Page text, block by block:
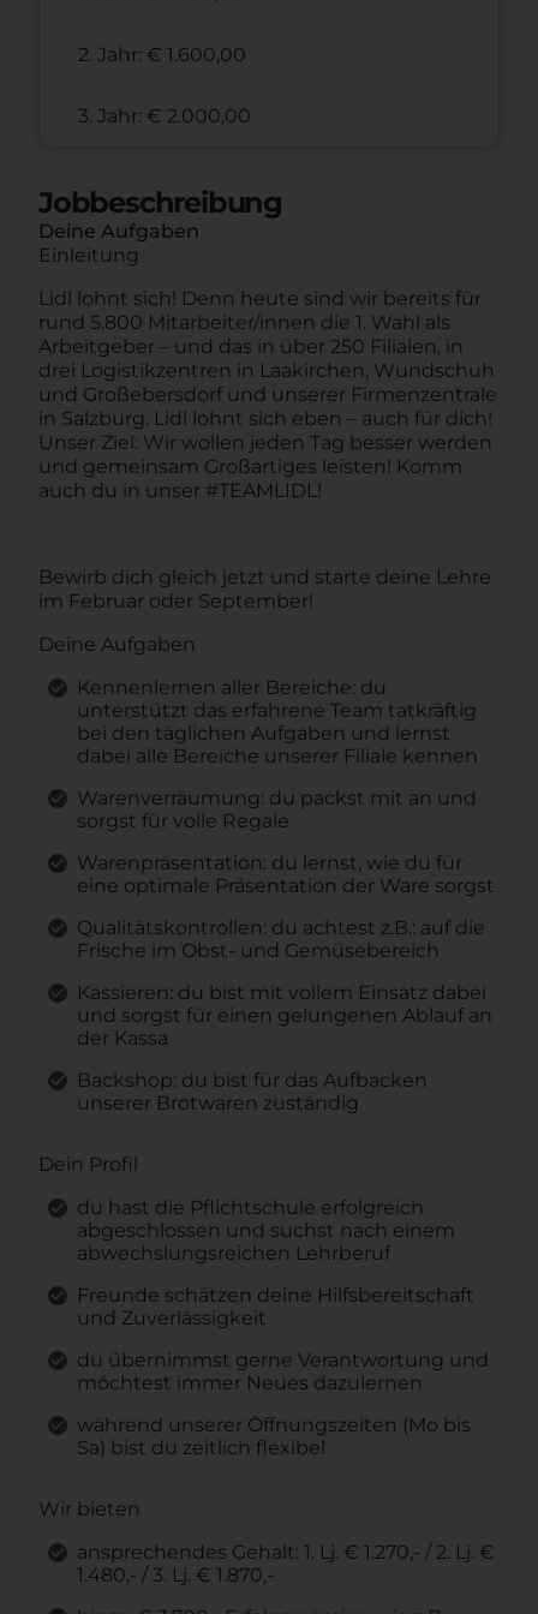
2. Jahr: € 1.600,00
3. Jahr: € 2.000,00
Jobbeschreibung
Deine Aufgaben
Einleitung
Lidl lohnt sich! Denn heute sind wir bereits für
rund 5.800 Mitarbeiter/innen die 1. Wahl als
Arbeitgeber – und das in über 250 Filialen, in
drei Logistikzentren in Laakirchen, Wundschuh
und Großebersdorf und unserer Firmenzentrale
in Salzburg. Lidl lohnt sich eben – auch für dich!
Unser Ziel: Wir wollen jeden Tag besser werden
und gemeinsam Großartiges leisten! Komm
auch du in unser #TEAMLIDL!
Bewirb dich gleich jetzt und starte deine Lehre
im Februar oder September!
Deine Aufgaben
Kennenlernen aller Bereiche: du
unterstützt das erfahrene Team tatkräftig
bei den täglichen Aufgaben und lernst
dabei alle Bereiche unserer Filiale kennen
Warenverräumung: du packst mit an und
sorgst für volle Regale
Warenpräsentation: du lernst, wie du für
eine optimale Präsentation der Ware sorgst
Qualitätskontrollen: du achtest z.B.: auf die
Frische im Obst- und Gemüsebereich
Kassieren: du bist mit vollem Einsatz dabei
und sorgst für einen gelungenen Ablauf an
der Kassa
Backshop: du bist für das Aufbacken
unserer Brotwaren zuständig
Dein Profil
du hast die Pflichtschule erfolgreich
abgeschlossen und suchst nach einem
abwechslungsreichen Lehrberuf
Freunde schätzen deine Hilfsbereitschaft
und Zuverlässigkeit
du übernimmst gerne Verantwortung und
möchtest immer Neues dazulernen
während unserer Öffnungszeiten (Mo bis
Sa) bist du zeitlich flexibel
Wir bieten
ansprechendes Gehalt: 1. Lj. € 1.270,- / 2. Lj. €
1.480,- / 3. Lj. € 1.870,-